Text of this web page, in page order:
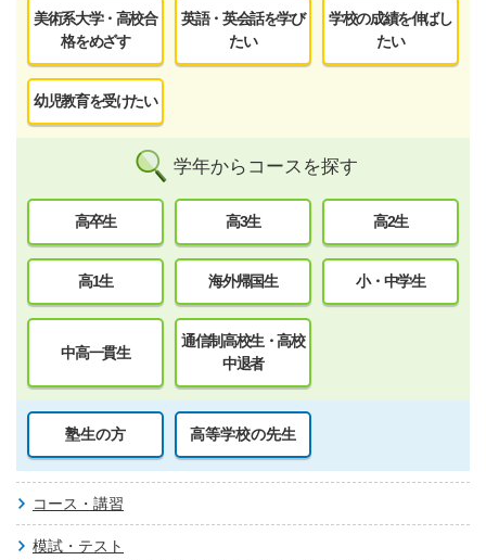
美術系大学・高校合
格をめざす
英語・英会話を学び
たい
学校の成績を伸ばし
たい
幼児教育を受けたい
学年からコースを探す
高卒生 高3生 高2生
高1生 海外帰国生 小・中学生
中高一貫生
通信制高校生・高校
中退者
塾生の方 高等学校の先生
コース・講習
模試・テスト